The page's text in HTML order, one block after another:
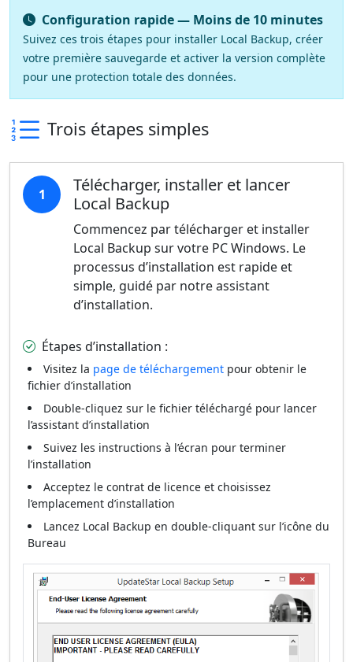
Configuration rapide — Moins de 10 minutes
Suivez ces trois étapes pour installer Local Backup, créer
votre première sauvegarde et activer la version complète
pour une protection totale des données.
Trois étapes simples
1
Télécharger, installer et lancer
Local Backup
Commencez par télécharger et installer
Local Backup sur votre PC Windows. Le
processus d’installation est rapide et
simple, guidé par notre assistant
d’installation.
Étapes d’installation :
Visitez la page de téléchargement pour obtenir le
fichier d’installation
Double-cliquez sur le fichier téléchargé pour lancer
l’assistant d’installation
Suivez les instructions à l’écran pour terminer
l’installation
Acceptez le contrat de licence et choisissez
l’emplacement d’installation
Lancez Local Backup en double-cliquant sur l’icône du
Bureau